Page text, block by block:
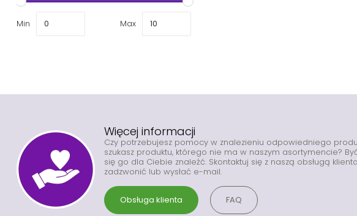
Min Max
Więcej informacji
Czy potrzebujesz pomocy w znalezieniu odpowiedniego
szukasz produktu, którego nie ma w naszym asortymencie?
się go dla Ciebie znaleźć. Skontaktuj się z naszą obsługą
zadzwonić lub wysłać e-mail.
Obsługa klienta FAQ